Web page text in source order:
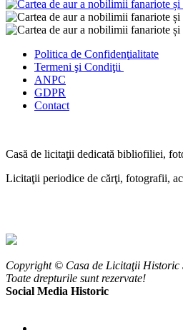
Politica de Confidenţialitate
Termeni şi Condiţii
ANPC
GDPR
Contact
Casă de licitaţii dedicată bibliofiliei,
Licitaţii periodice de cărţi, fotografii,
Copyright © Casa de Licitaţii Historic
Toate drepturile sunt rezervate!
Social Media Historic